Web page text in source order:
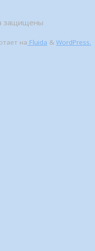
защищены
на Fluida & WordPress.